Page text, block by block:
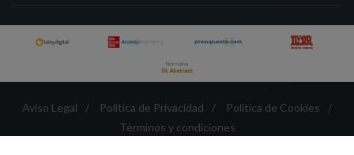
Aviso Legal / Política de Privacidad / Política de Cookies
/
Términos y condiciones